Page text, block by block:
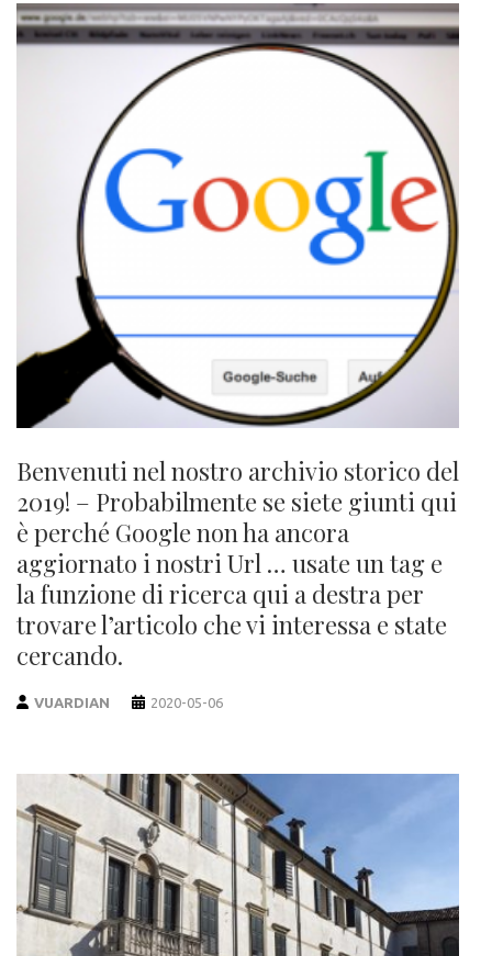
Benvenuti nel nostro archivio storico del
2019! – Probabilmente se siete giunti qui
è perché Google non ha ancora
aggiornato i nostri Url … usate un tag e
la funzione di ricerca qui a destra per
trovare l’articolo che vi interessa e state
cercando.
VUARDIAN 2020-05-06